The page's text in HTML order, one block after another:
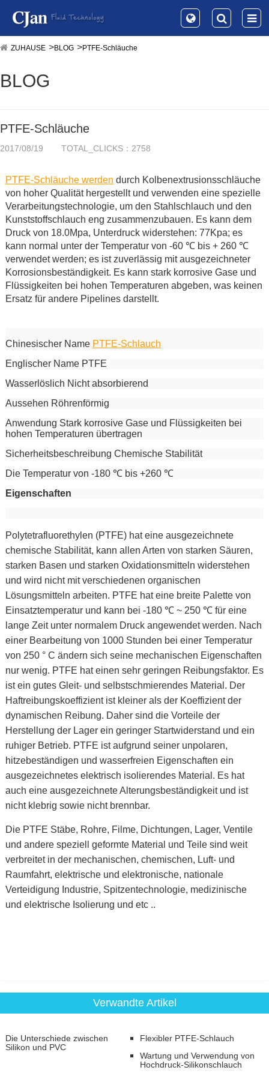
ZUHAUSE BLOG PTFE-Schläuche
BLOG
PTFE-Schläuche
2017/08/19 TOTAL_CLICKS：2758
PTFE-Schläuche werden durch Kolbenextrusionsschläuche
von hoher Qualität hergestellt und verwenden eine spezielle
Verarbeitungstechnologie, um den Stahlschlauch und den
Kunststoffschlauch eng zusammenzubauen. Es kann dem
Druck von 18.0Mpa, Unterdruck widerstehen: 77Kpa; es
kann normal unter der Temperatur von -60 ℃ bis + 260 ℃
verwendet werden; es ist zuverlässig mit ausgezeichneter
Korrosionsbeständigkeit. Es kann stark korrosive Gase und
Flüssigkeiten bei hohen Temperaturen abgeben, was keinen
Ersatz für andere Pipelines darstellt.
Chinesischer Name PTFE-Schlauch
Englischer Name PTFE
Wasserlöslich Nicht absorbierend
Aussehen Röhrenförmig
Anwendung Stark korrosive Gase und Flüssigkeiten bei
hohen Temperaturen übertragen
Sicherheitsbeschreibung Chemische Stabilität
Die Temperatur von -180 ℃ bis +260 ℃
Eigenschaften
Polytetrafluorethylen (PTFE) hat eine ausgezeichnete
chemische Stabilität, kann allen Arten von starken Säuren,
starken Basen und starken Oxidationsmitteln widerstehen
und wird nicht mit verschiedenen organischen
Lösungsmitteln arbeiten. PTFE hat eine breite Palette von
Einsatztemperatur und kann bei -180 ℃ ~ 250 ℃ für eine
lange Zeit unter normalem Druck angewendet werden. Nach
einer Bearbeitung von 1000 Stunden bei einer Temperatur
von 250 ° C ändern sich seine mechanischen Eigenschaften
nur wenig. PTFE hat einen sehr geringen Reibungsfaktor. Es
ist ein gutes Gleit- und selbstschmierendes Material. Der
Haftreibungskoeffizient ist kleiner als der Koeffizient der
dynamischen Reibung. Daher sind die Vorteile der
Herstellung der Lager ein geringer Startwiderstand und ein
ruhiger Betrieb. PTFE ist aufgrund seiner unpolaren,
hitzebeständigen und wasserfreien Eigenschaften ein
ausgezeichnetes elektrisch isolierendes Material. Es hat
auch eine ausgezeichnete Alterungsbeständigkeit und ist
nicht klebrig sowie nicht brennbar.
Die PTFE Stäbe, Rohre, Filme, Dichtungen, Lager, Ventile
und andere speziell geformte Material und Teile sind weit
verbreitet in der mechanischen, chemischen, Luft- und
Raumfahrt, elektrische und elektronische, nationale
Verteidigung Industrie, Spitzentechnologie, medizinische
und elektrische Isolierung und etc ..
Verwandte Artikel
Die Unterschiede zwischen
Silikon und PVC
Flexibler PTFE-Schlauch
Wartung und Verwendung von
Hochdruck-Silikonschlauch